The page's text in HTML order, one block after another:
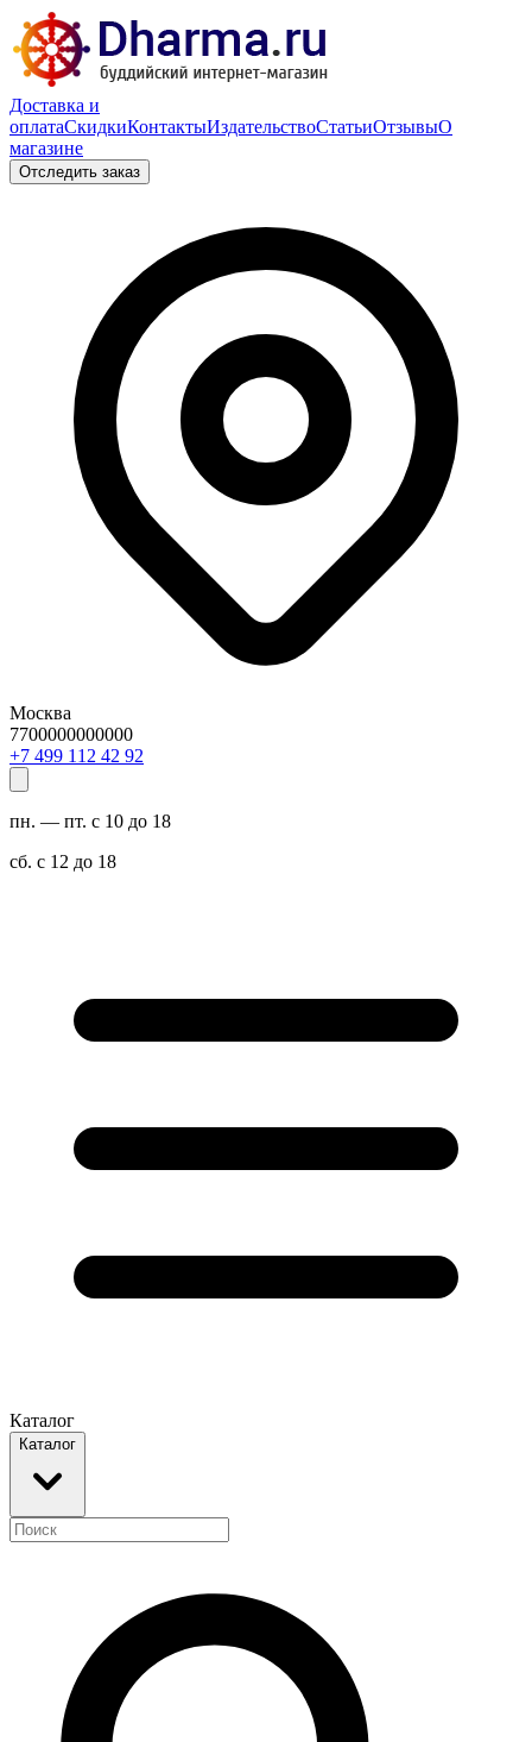
Доставка и
оплатаСкидкиКонтактыИздательствоСтатьиОтзывыО
магазине
Отследить заказ
Москва
7700000000000
29 24 211 994 7+
пн. — пт. с 10 до 18
сб. с 12 до 18
Каталог
Каталог